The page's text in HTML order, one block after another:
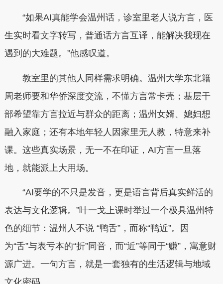
“如果AI真能学会温州话，诊室里老人说方言，医
生实时看文字转写，普通话方言互译，能解决我现在
遇到的大难题。”他感叹道。
教室里的其他人同样需求明确。温州大学东北籍
周老师要和华侨深度交流，不懂方言常卡壳；基层干
部希望靠方言拉近与群众的距离；温州女婿、媳妇想
融入家庭；还有本地年轻人因家里无人教，特意来补
课。这些真实场景，无一不在印证，AI方言一旦落
地，就能派上大用场。
“AI要学的不只是发音，更是语言背后真实鲜活的
表达与文化逻辑。”叶一戈上课时举过一个极具温州特
色的细节：温州人不说 “鸭舌”，而称“鸭近”。因
为“舌”与表亏本的“折”同音，而“近”等同于“赚”，寓意财
源广进。一句方言，就是一套独有的生活逻辑与地域